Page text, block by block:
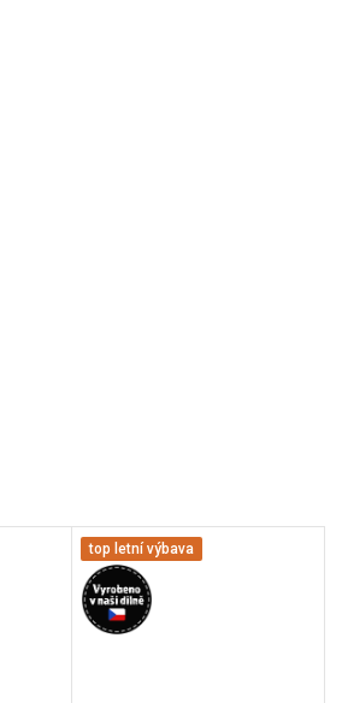
top letní výbava